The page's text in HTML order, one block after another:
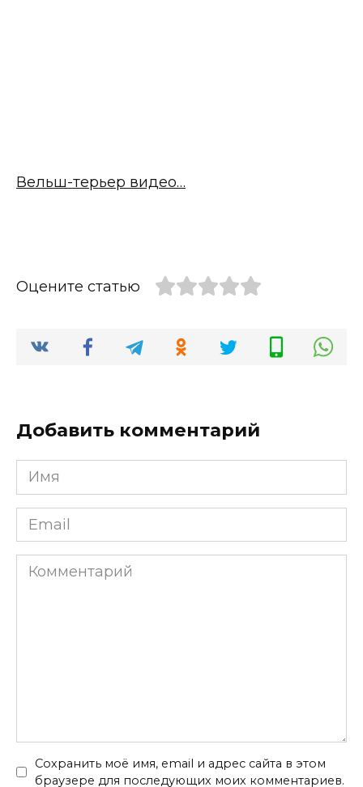
Вельш-терьер видео…
Оцените статью
Добавить комментарий
Имя
*
Email
*
Комментарий
Сохранить моё имя, email и адрес сайта в этом
браузере для последующих моих комментариев.